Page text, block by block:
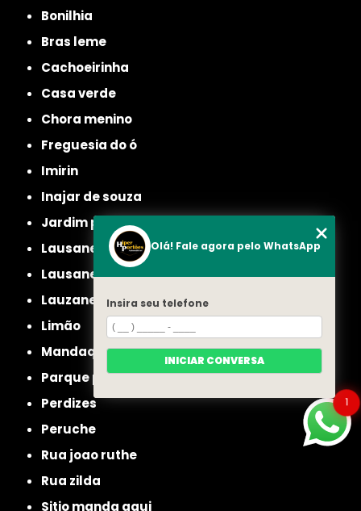
bonilhia
bras leme
cachoeirinha
casa verde
chora menino
freguesia do ó
imirin
inajar de souza
jardim picolo
lausane
lausane paulista
lauzane
limão
mandaqui
parque peruche
perdizes
peruche
rua joao ruthe
rua zilda
sitio manda aqui
1
Olá! Fale agora pelo WhatsApp
Insira seu telefone
INICIAR CONVERSA